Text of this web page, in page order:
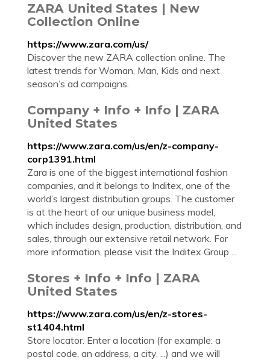
ZARA United States | New
Collection Online
https://www.zara.com/us/
Discover the new ZARA collection online. The
latest trends for Woman, Man, Kids and next
season’s ad campaigns.
Company + Info + Info | ZARA
United States
https://www.zara.com/us/en/z-company-
corp1391.html
Zara is one of the biggest international fashion
companies, and it belongs to Inditex, one of the
world’s largest distribution groups. The customer
is at the heart of our unique business model,
which includes design, production, distribution, and
sales, through our extensive retail network. For
more information, please visit the Inditex Group ...
Stores + Info + Info | ZARA
United States
https://www.zara.com/us/en/z-stores-
st1404.html
Store locator. Enter a location (for example: a
postal code, an address, a city, ...) and we will